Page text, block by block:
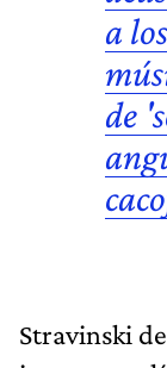
a
de
Stravinski